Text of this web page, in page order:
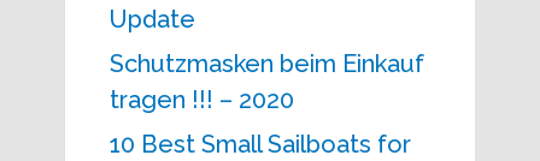
Update
Schutzmasken beim Einkauf
tragen !!! – 2020
10 Best Small Sailboats for